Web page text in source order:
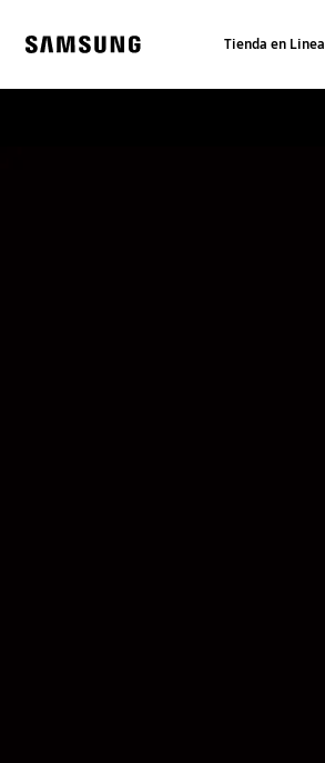
content
Tienda en Linea